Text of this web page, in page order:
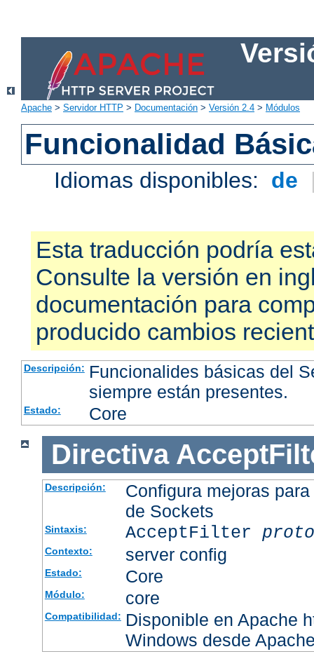
Apache > Servidor HTTP > Documentación > Versión 2.4 > Módulos
Funcionalidad
Idiomas disponibles: de
Esta traducción podría
Consulte la versión en
documentación para
producido cambios
Descripción: Funcionalides básicas del
siempre están presentes.
Estado: Core
Directiva
Descripción:
Configura mejoras
de Sockets
Sintaxis: AcceptFilter
Contexto: server config
Estado: Core
Módulo: core
Compatibilidad: Disponible en Apache
Windows desde